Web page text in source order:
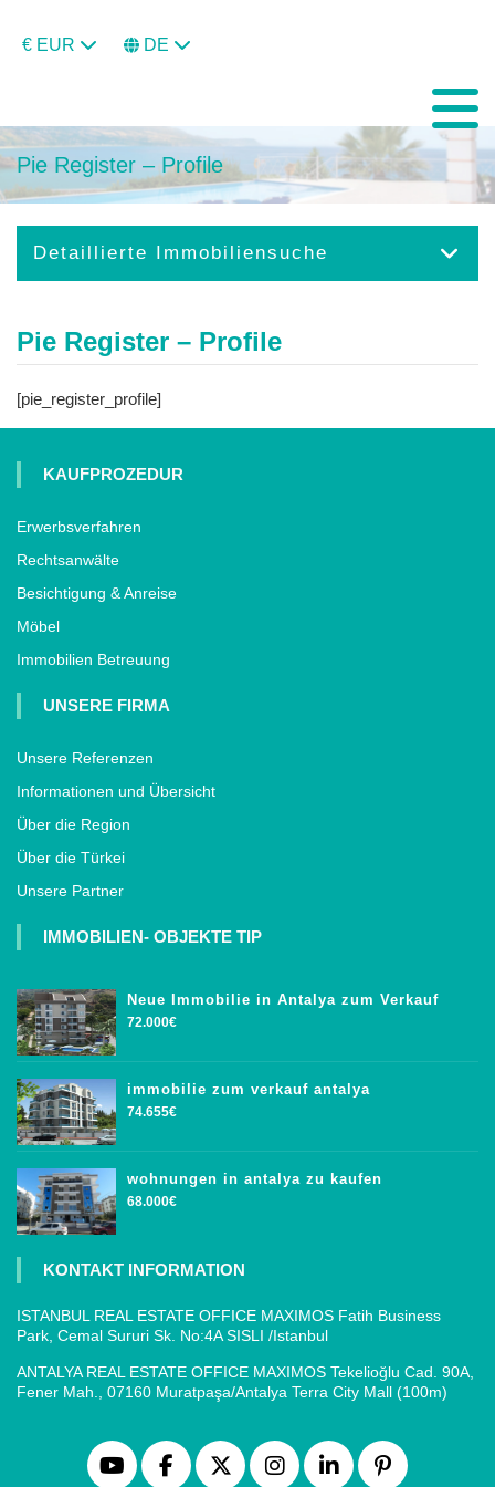
€ EUR DE
Pie Register – Profile
Detaillierte Immobiliensuche
Pie Register – Profile
[pie_register_profile]
KAUFPROZEDUR
Erwerbsverfahren
Rechtsanwälte
Besichtigung & Anreise
Möbel
Immobilien Betreuung
UNSERE FIRMA
Unsere Referenzen
Informationen und Übersicht
Über die Region
Über die Türkei
Unsere Partner
IMMOBILIEN- OBJEKTE TIP
Neue Immobilie in Antalya zum Verkauf
72.000€
immobilie zum verkauf antalya
74.655€
wohnungen in antalya zu kaufen
68.000€
KONTAKT INFORMATION
ISTANBUL REAL ESTATE OFFICE MAXIMOS Fatih Business
Park, Cemal Sururi Sk. No:4A SISLI /Istanbul
ANTALYA REAL ESTATE OFFICE MAXIMOS Tekelioğlu Cad. 90A,
Fener Mah., 07160 Muratpaşa/Antalya Terra City Mall (100m)